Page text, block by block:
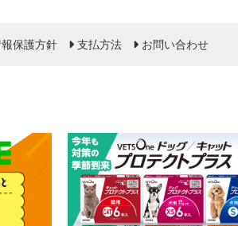
保護方針 支払方法 お問い合わせ